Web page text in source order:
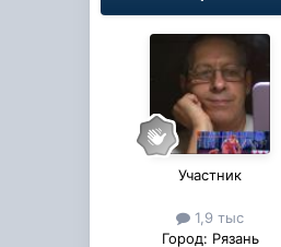
Участник
1,9 тыс
Город: Рязань